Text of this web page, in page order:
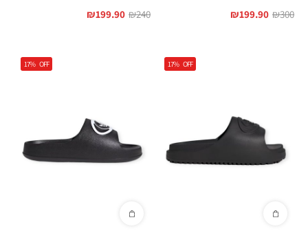
₪300
₪199.90
₪240
₪199.90
17% OFF
17% OFF